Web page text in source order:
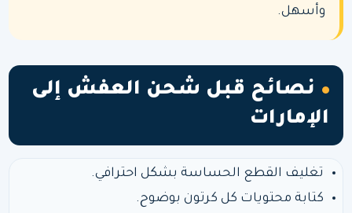
وأسهل.
نصائح قبل شحن العفش إلى
الإمارات
تغليف القطع الحساسة بشكل احترافي.
كتابة محتويات كل كرتون بوضوح.